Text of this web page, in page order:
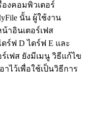
งคอมพิวเตอร์
นั้น ผู้ใช้งาน
าอินเตอร์เฟส
ดร์ฟ D ไดร์ฟ E และ
เฟส ยังมีเมนู วิธีแก้ไข
าไว้เพื่อใช้เป็นวิธีการ